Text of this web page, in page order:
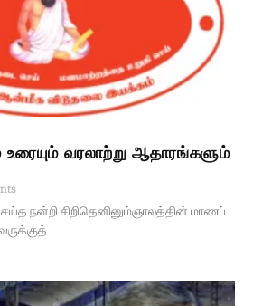
வரலாற்று ஆதாரங்களும்
நன்றி சிறிதெனினும்ஞாலத்தின் மாணப்